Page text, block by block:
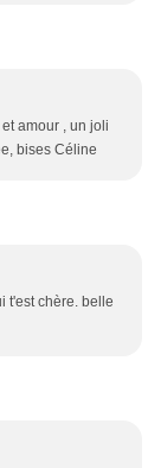
amour , un joli
bises Céline
t'est chère. belle